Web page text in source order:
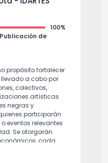
100%
de
propósito fortalecer
a cabo por
colectivos,
artísticas
negras y
participarán
eventos relevantes
Se otorgarán
cada
Y OCHO
MCTE.